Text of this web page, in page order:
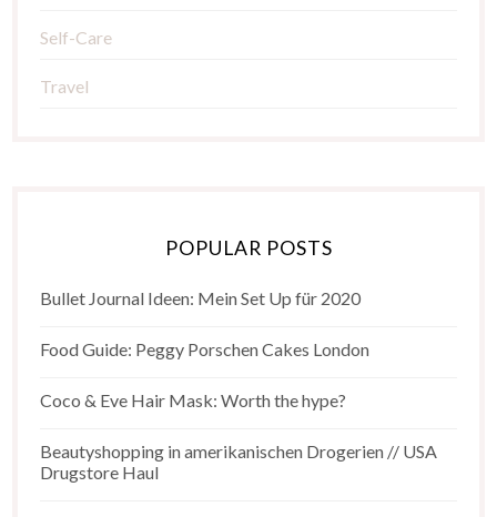
Self-Care
Travel
POPULAR POSTS
Bullet Journal Ideen: Mein Set Up für 2020
Food Guide: Peggy Porschen Cakes London
Coco & Eve Hair Mask: Worth the hype?
Beautyshopping in amerikanischen Drogerien // USA
Drugstore Haul